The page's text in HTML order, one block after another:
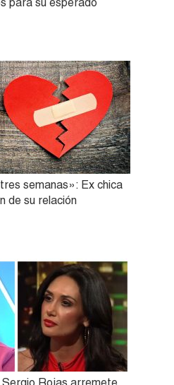
semanas»: Ex chica
de su relación